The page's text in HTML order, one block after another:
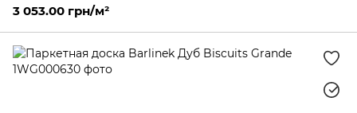
3 053.00 грн/м²